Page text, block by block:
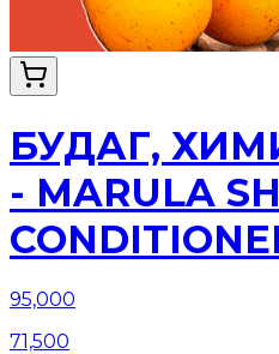
БУДАГ,
- MARULA
95,000
71,500